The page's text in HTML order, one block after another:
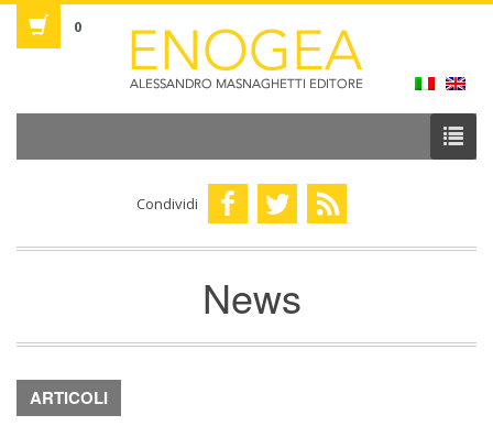
0
Condividi
News
ARTICOLI